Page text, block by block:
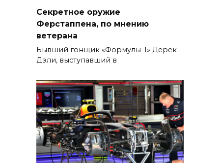
Секретное оружие
Ферстаппена, по мнению
ветерана
Бывший гонщик «Формулы-1» Дерек
Дэли, выступавший в